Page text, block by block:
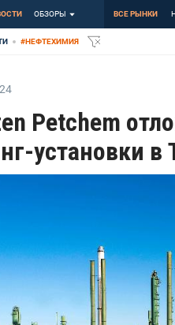
ОБЗОРЫ ВСЕ РЫНКИ
#НЕФТЕХИМИЯ
Petchem
установки в